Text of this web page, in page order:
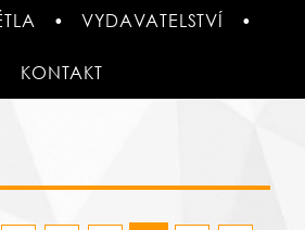
VYDAVATELSTVÍ
KONTAKT